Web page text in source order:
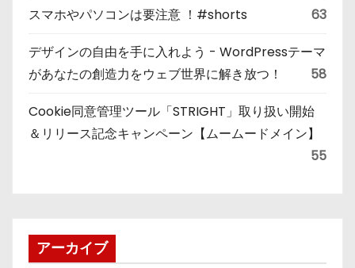
スマホやパソコンは要注意 ！#shorts 63
デザインの自由を手に入れよう - WordPressテーマ
があなたの創造力をウェブ世界に解き放つ！
58
Cookie同意管理ツール「STRIGHT」取り扱い開始
＆リリース記念キャンペーン【ムームードメイン】
55
アーカイブ